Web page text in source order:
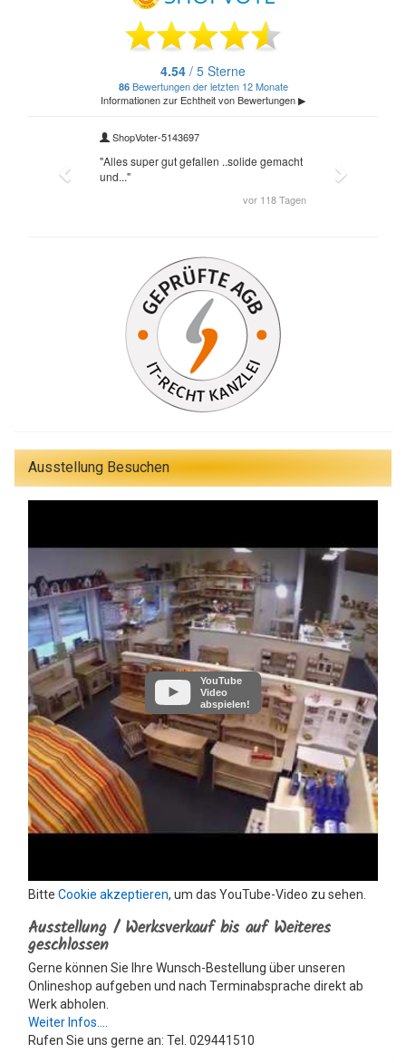
Ausstellung Besuchen
YouTube
Video
abspielen!
Bitte Cookie akzeptieren, um das YouTube-Video zu sehen.
Ausstellung / Werksverkauf bis auf Weiteres
geschlossen
Gerne können Sie Ihre Wunsch-Bestellung über unseren
Onlineshop aufgeben und nach Terminabsprache direkt ab
Werk abholen.
Weiter Infos....
Rufen Sie uns gerne an: Tel. 029441510